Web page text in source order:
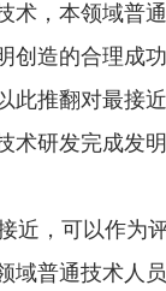
术，本领域普
创造的合理成
此推翻对最接
术研发完成发明
近，可以作为
域普通技术人